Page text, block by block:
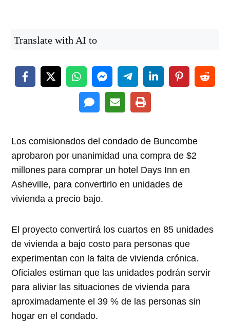
Translate with AI to
Los comisionados del condado de Buncombe
aprobaron por unanimidad una compra de $2
millones para comprar un hotel Days Inn en
Asheville, para convertirlo en unidades de
vivienda a precio bajo.
El proyecto convertirá los cuartos en 85 unidades
de vivienda a bajo costo para personas que
experimentan con la falta de vivienda crónica.
Oficiales estiman que las unidades podrán servir
para aliviar las situaciones de vivienda para
aproximadamente el 39 % de las personas sin
hogar en el condado.